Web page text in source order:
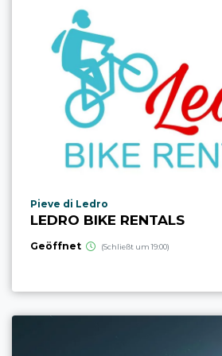
aria.poi_location_prefix
Pieve di Ledro
LEDRO BIKE RENTALS
Geöffnet (Schließt um 19:00)